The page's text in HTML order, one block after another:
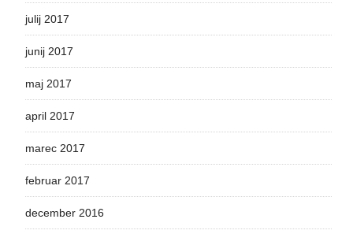
julij 2017
junij 2017
maj 2017
april 2017
marec 2017
februar 2017
december 2016